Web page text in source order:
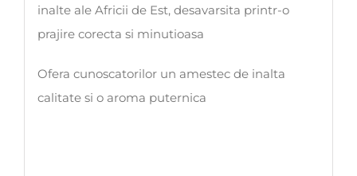
inalte ale Africii de Est, desavarsita printr-o
prajire corecta si minutioasa
Ofera cunoscatorilor un amestec de inalta
calitate si o aroma puternica